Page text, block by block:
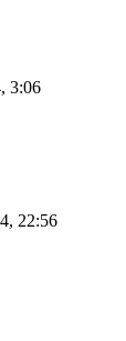
3:06
22:56